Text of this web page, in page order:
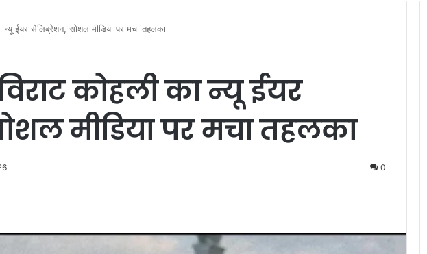
न्यू ईयर सेलिब्रेशन, सोशल मीडिया पर मचा तहलका
कोहली का न्यू ईयर
मीडिया पर मचा तहलका
0